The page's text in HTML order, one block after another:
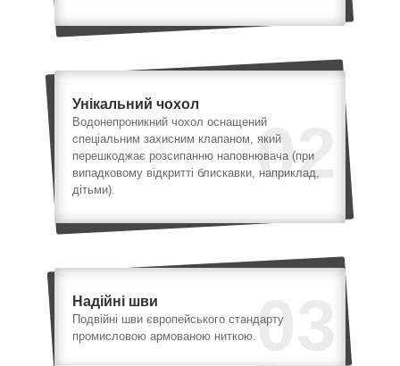
02
Унікальний чохол
Водонепроникний чохол оснащений
спеціальним захисним клапаном, який
перешкоджає розсипанню наповнювача (при
випадковому відкритті блискавки, наприклад,
дітьми).
03
Надійні шви
Подвійні шви європейського стандарту
промисловою армованою ниткою.